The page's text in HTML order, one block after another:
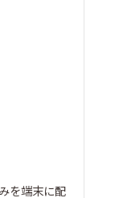
を端末に配